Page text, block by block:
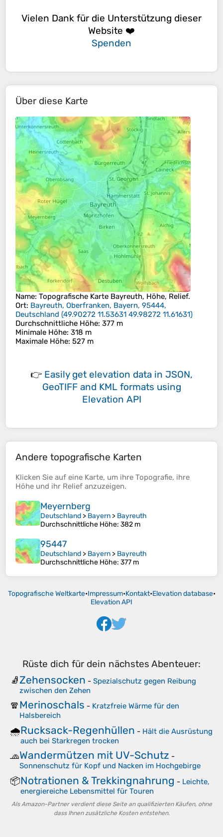
Vielen Dank für die Unterstützung dieser
Website ❤️
Spenden
Über diese Karte
Name: Topografische Karte Bayreuth, Höhe, Relief.
Ort: Bayreuth, Oberfranken, Bayern, 95444,
Deutschland (49.90272 11.53631 49.98272 11.61631)
Durchschnittliche Höhe: 377 m
Minimale Höhe: 318 m
Maximale Höhe: 527 m
👉 Easily get elevation data in JSON,
GeoTIFF and KML formats using
Elevation API
Andere topografische Karten
Klicken Sie auf eine Karte, um ihre Topografie, ihre
Höhe und ihr Relief anzuzeigen.
Meyernberg
Deutschland > Bayern > Bayreuth
Durchschnittliche Höhe: 382 m
95447
Deutschland > Bayern > Bayreuth
Durchschnittliche Höhe: 377 m
Topografische Weltkarte•Impressum•Kontakt•Elevation database•
Elevation API
Rüste dich für dein nächstes Abenteuer:
🧦Zehensocken - Spezialschutz gegen Reibung
zwischen den Zehen
🧣Merinoschals - Kratzfreie Wärme für den
Halsbereich
🌧️Rucksack-Regenhüllen - Hält die Ausrüstung
auch bei Starkregen trocken
🧢Wandermützen mit UV-Schutz -
Sonnenschutz für Kopf und Nacken im Hochgebirge
📦Notrationen & Trekkingnahrung - Leichte,
energiereiche Lebensmittel für Touren
Als Amazon-Partner verdient diese Seite an qualifizierten Käufen, ohne
dass Ihnen zusätzliche Kosten entstehen.